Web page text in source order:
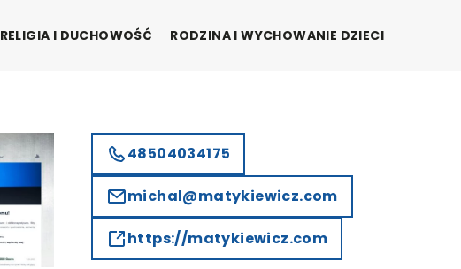
RELIGIA I DUCHOWOŚĆ RODZINA I WYCHOWANIE DZIECI
48504034175
michal@matykiewicz.com
https://matykiewicz.com